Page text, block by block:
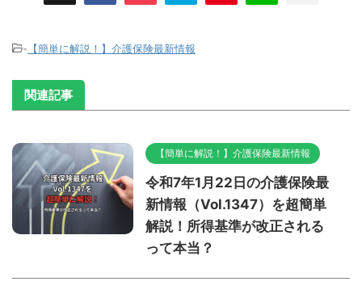
- 【簡単に解説！】介護保険最新情報
関連記事
【簡単に解説！】介護保険最新情報
令和7年1月22日の介護保険最
新情報（Vol.1347）を超簡単
解説！所得基準が改正される
って本当？